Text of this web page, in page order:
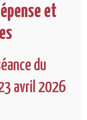
et
du
avril 2026